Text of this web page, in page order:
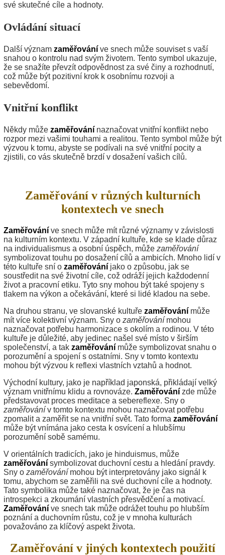
své skutečné cíle a hodnoty.
Ovládání situací
Další význam zaměřování ve snech může souviset s vaší
snahou o kontrolu nad svým životem. Tento symbol ukazuje,
že se snažíte převzít odpovědnost za své činy a rozhodnutí,
což může být pozitivní krok k osobnímu rozvoji a
sebevědomí.
Vnitřní konflikt
Někdy může zaměřování naznačovat vnitřní konflikt nebo
rozpor mezi vašimi touhami a realitou. Tento symbol může být
výzvou k tomu, abyste se podívali na své vnitřní pocity a
zjistili, co vás skutečně brzdí v dosažení vašich cílů.
Zaměřování v různých kulturních
kontextech ve snech
Zaměřování ve snech může mít různé významy v závislosti
na kulturním kontextu. V západní kultuře, kde se klade důraz
na individualismus a osobní úspěch, může zaměřování
symbolizovat touhu po dosažení cílů a ambicích. Mnoho lidí v
této kultuře sní o zaměřování jako o způsobu, jak se
soustředit na své životní cíle, což odráží jejich každodenní
život a pracovní etiku. Tyto sny mohou být také spojeny s
tlakem na výkon a očekávání, které si lidé kladou na sebe.
Na druhou stranu, ve slovanské kultuře zaměřování může
mít více kolektivní význam. Sny o zaměřovánímohou
naznačovat potřebu harmonizace s okolím a rodinou. V této
kultuře je důležité, aby jedinec našel své místo v širším
společenství, a tak zaměřování může symbolizovat snahu o
porozumění a spojení s ostatními. Sny v tomto kontextu
mohou být výzvou k reflexi vlastních vztahů a hodnot.
Východní kultury, jako je například japonská, přikládají velký
význam vnitřnímu klidu a rovnováze. Zaměřování zde může
představovat proces meditace a sebereflexe. Sny o
zaměřovánív tomto kontextu mohou naznačovat potřebu
zpomalit a zaměřit se na vnitřní svět. Tato forma zaměřování
může být vnímána jako cesta k osvícení a hlubšímu
porozumění sobě samému.
V orientálních tradicích, jako je hinduismus, může
zaměřování symbolizovat duchovní cestu a hledání pravdy.
Sny o zaměřovánímohou být interpretovány jako signál k
tomu, abychom se zaměřili na své duchovní cíle a hodnoty.
Tato symbolika může také naznačovat, že je čas na
introspekci a zkoumání vlastních přesvědčení a motivací.
Zaměřování ve snech tak může odrážet touhu po hlubším
poznání a duchovním růstu, což je v mnoha kulturách
považováno za klíčový aspekt života.
Zaměřování v jiných kontextech použití